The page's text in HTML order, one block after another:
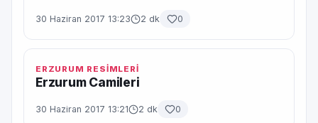
30 Haziran 2017 13:23 2 dk 0
ERZURUM RESİMLERİ
Erzurum Camileri
30 Haziran 2017 13:21 2 dk 0